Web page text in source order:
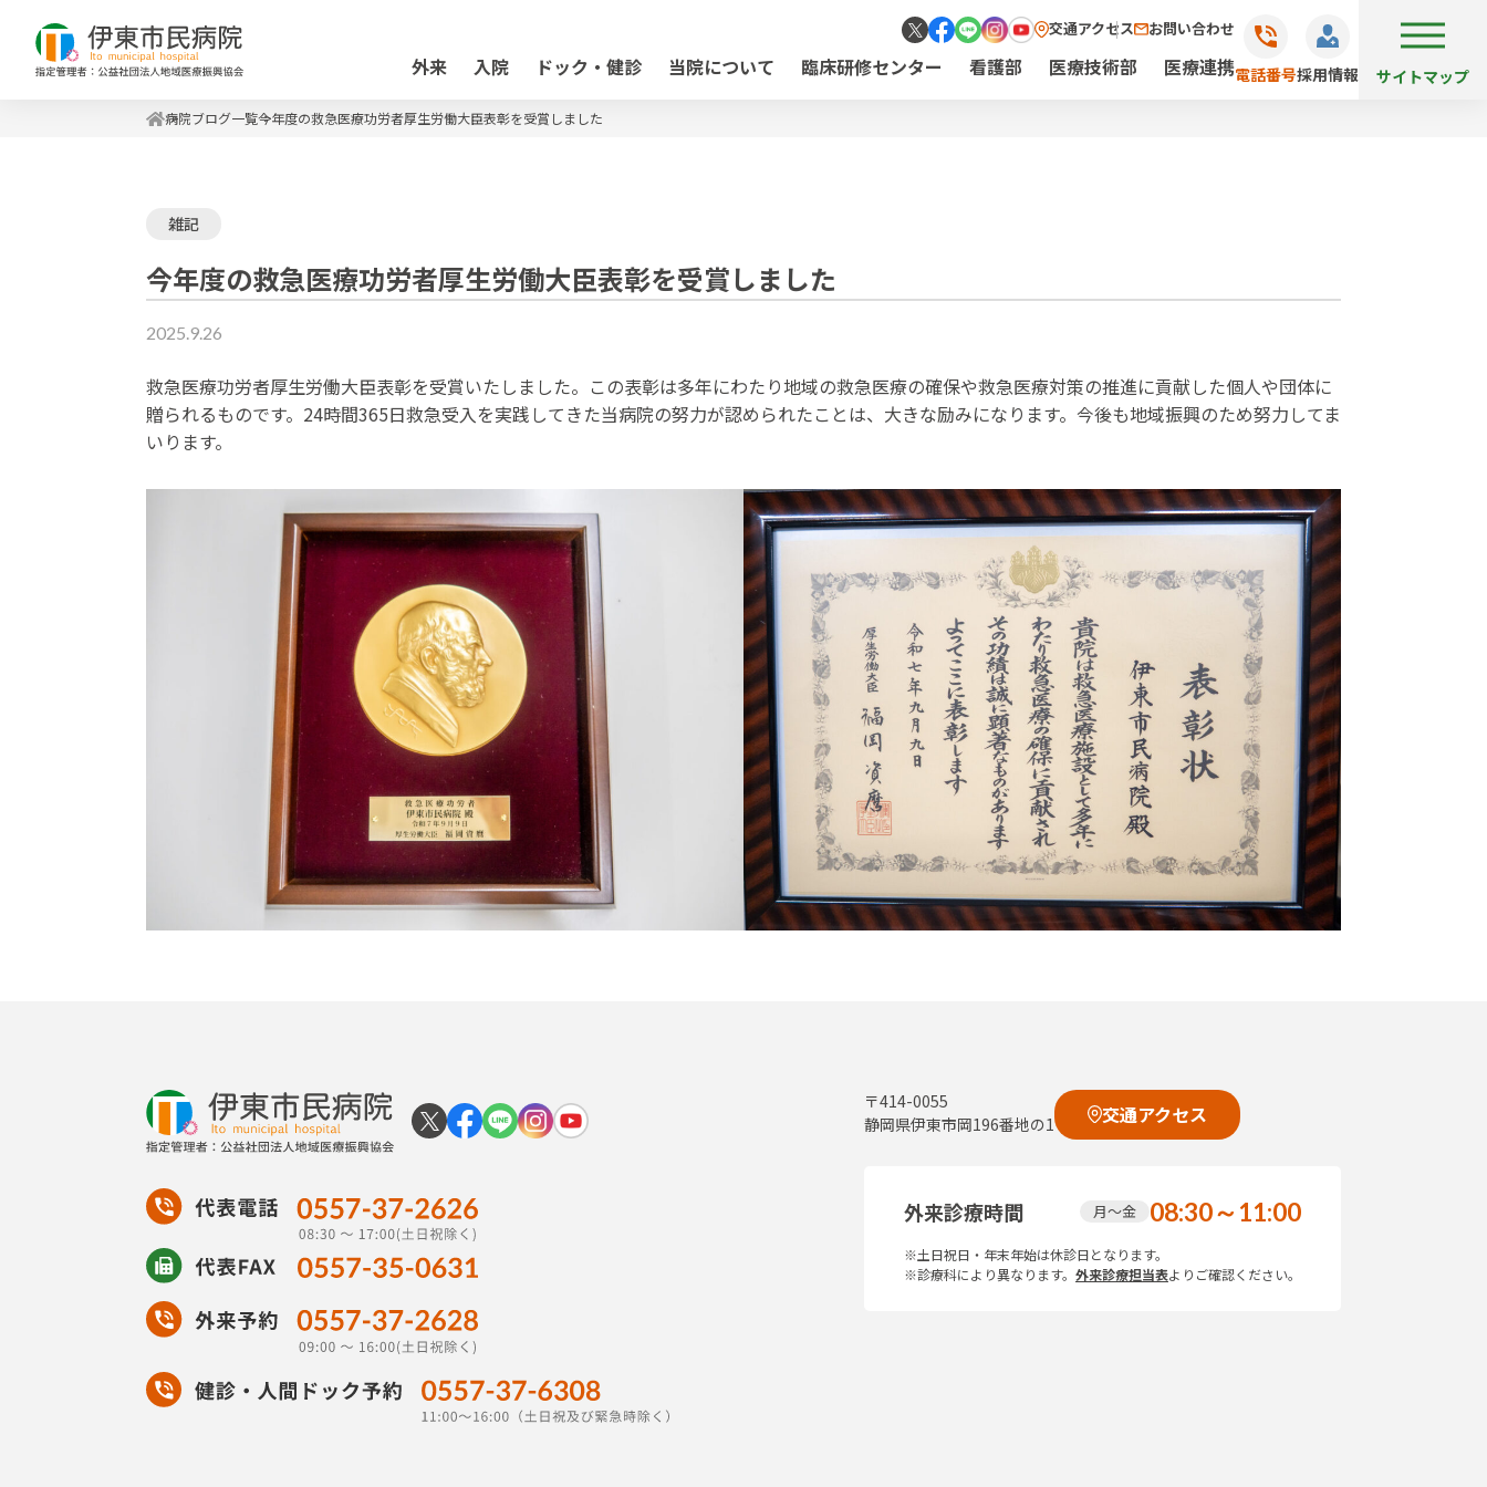
交通アクセス お問い合わせ
外来 入院 ドック・健診 当院について 臨床研修センター 看護部 医療技術部 医療連携電話番号採用情報 サイトマップ
病院ブログ一覧今年度の救急医療功労者厚生労働大臣表彰を受賞しました
雑記
今年度の救急医療功労者厚生労働大臣表彰を受賞しました
2025.9.26
救急医療功労者厚生労働大臣表彰を受賞いたしました。この表彰は多年にわたり地域の救急医療の確保や救急医療対策の推進に貢献した個人や団体に
贈られるものです。24時間365日救急受入を実践してきた当病院の努力が認められたことは、大きな励みになります。今後も地域振興のため努力してま
いります。
〒414-0055
静岡県伊東市岡196番地の1
交通アクセス
外来診療時間 月～金 08:30～11:00
※土日祝日・年末年始は休診日となります。
※診療科により異なります。 外来診療担当表よりご確認ください。